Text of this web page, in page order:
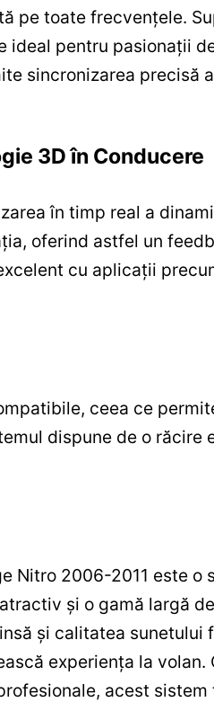
pe toate frecvențele.
pentru pasionații
sincronizarea precisă
3D în Conducere
în timp real a
oferind astfel un
cu aplicații
ceea ce
dispune de o
Nitro 2006-2011 este
și o gamă largă
și calitatea
experiența la
acest